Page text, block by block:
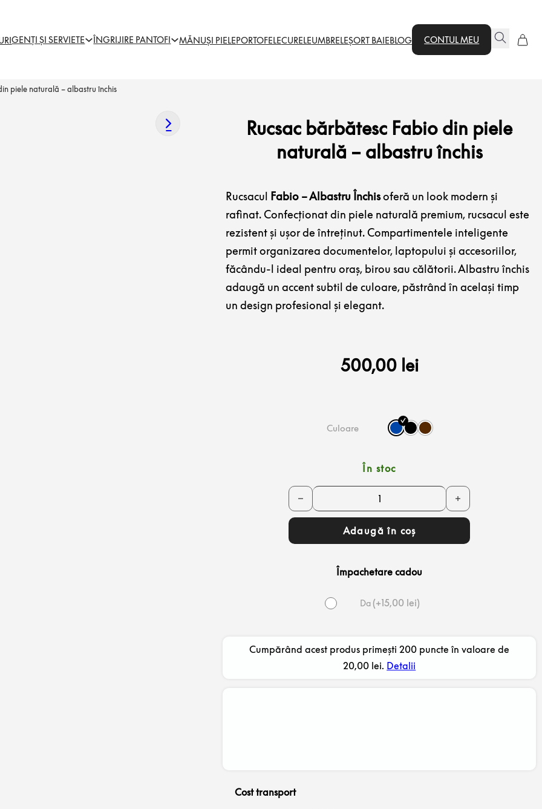
GENȚI ȘI SERVIETE ÎNGRIJIRE PANTOFI MĂNUȘI PIELEPORTOFELECURELEUMBRELEȘORT BAIEBLOG CONTUL MEU
piele naturală – albastru închis
Rucsac bărbătesc Fabio din piele
naturală – albastru închis
Rucsacul Fabio – Albastru Închisoferă un look modern și
rafinat. Confecționat din piele naturală premium, rucsacul este
rezistent și ușor de întreținut. Compartimentele inteligente
permit organizarea documentelor, laptopului și accesoriilor,
făcându-l ideal pentru oraș, birou sau călătorii. Albastru închis
adaugă un accent subtil de culoare, păstrând în același timp
un design profesional și elegant.
500,00 lei
Culoare
În stoc
Cantitate Rucsac bărbătesc Fabio din piele naturală –
Adaugă în coș
Împachetare cadou
Da (+15,00 lei)
Cumpărând acest produs primești 200 puncte în valoare de
20,00 lei. Detalii
Cost transport